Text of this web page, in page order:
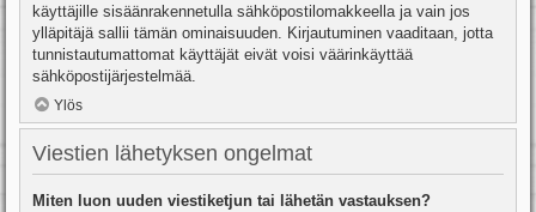
käyttäjille sisäänrakennetulla sähköpostilomakkeella ja vain jos
ylläpitäjä sallii tämän ominaisuuden. Kirjautuminen vaaditaan, jotta
tunnistautumattomat käyttäjät eivät voisi väärinkäyttää
sähköpostijärjestelmää.
Ylös
Viestien lähetyksen ongelmat
Miten luon uuden viestiketjun tai lähetän vastauksen?